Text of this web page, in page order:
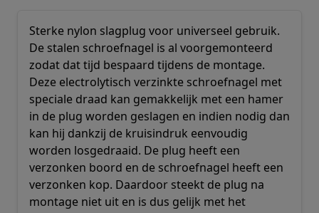
Sterke nylon slagplug voor universeel gebruik.
De stalen schroefnagel is al voorgemonteerd
zodat dat tijd bespaard tijdens de montage.
Deze electrolytisch verzinkte schroefnagel met
speciale draad kan gemakkelijk met een hamer
in de plug worden geslagen en indien nodig dan
kan hij dankzij de kruisindruk eenvoudig
worden losgedraaid. De plug heeft een
verzonken boord en de schroefnagel heeft een
verzonken kop. Daardoor steekt de plug na
montage niet uit en is dus gelijk met het